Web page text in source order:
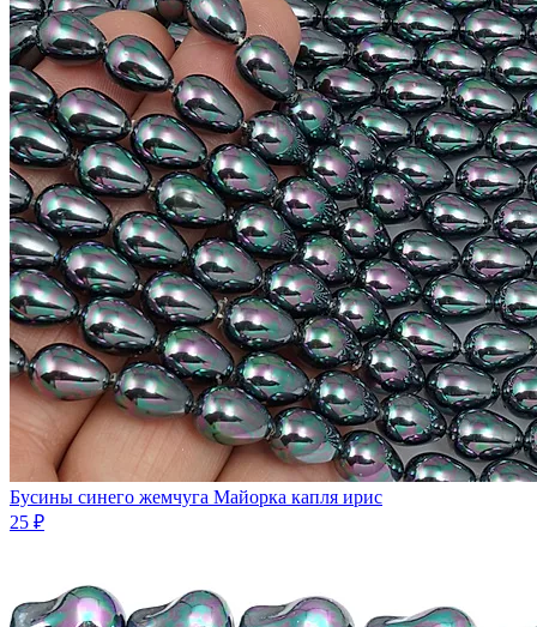
Бусины синего жемчуга Майорка капля ирис
25 ₽